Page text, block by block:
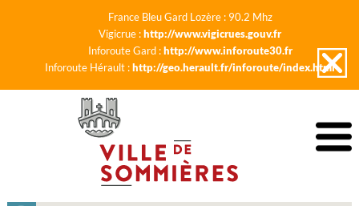
France Bleu Gard Lozère : 90.2 Mhz
Vigicrue :http://www.vigicrues.gouv.fr
Inforoute Gard :http://www.inforoute30.fr
Inforoute Hérault :http://geo.herault.fr/inforoute/index.html